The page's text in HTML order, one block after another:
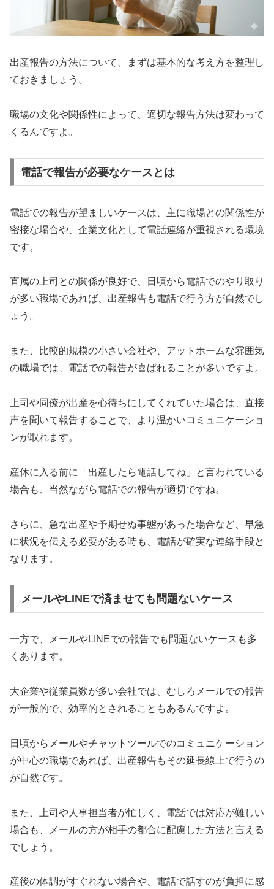
出産報告の方法について、まずは基本的な考え方を整理し
ておきましょう。
職場の文化や関係性によって、適切な報告方法は変わって
くるんですよ。
電話で報告が必要なケースとは
電話での報告が望ましいケースは、主に職場との関係性が
密接な場合や、企業文化として電話連絡が重視される環境
です。
直属の上司との関係が良好で、日頃から電話でのやり取り
が多い職場であれば、出産報告も電話で行う方が自然でし
ょう。
また、比較的規模の小さい会社や、アットホームな雰囲気
の職場では、電話での報告が喜ばれることが多いですよ。
上司や同僚が出産を心待ちにしてくれていた場合は、直接
声を聞いて報告することで、より温かいコミュニケーショ
ンが取れます。
産休に入る前に「出産したら電話してね」と言われている
場合も、当然ながら電話での報告が適切ですね。
さらに、急な出産や予期せぬ事態があった場合など、早急
に状況を伝える必要がある時も、電話が確実な連絡手段と
なります。
メールやLINEで済ませても問題ないケース
一方で、メールやLINEでの報告でも問題ないケースも多
くあります。
大企業や従業員数が多い会社では、むしろメールでの報告
が一般的で、効率的とされることもあるんですよ。
日頃からメールやチャットツールでのコミュニケーション
が中心の職場であれば、出産報告もその延長線上で行うの
が自然です。
また、上司や人事担当者が忙しく、電話では対応が難しい
場合も、メールの方が相手の都合に配慮した方法と言える
でしょう。
産後の体調がすぐれない場合や、電話で話すのが負担に感